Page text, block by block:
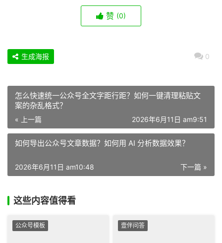
赞 (0)
0
生成海报
怎么快速统一公众号全文字距行距？如何一键清理粘贴文
案的杂乱格式？
« 上一篇 2026年6月11日 am9:51
如何导出公众号文章数据？如何用 AI 分析数据效果？
下一篇 »
2026年6月11日 am10:48
这些内容值得看
公众号模板 壹伴问答